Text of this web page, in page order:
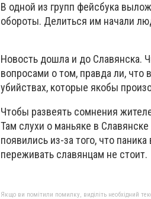
В одной из групп фейсбука
обороты. Делиться им начали
Новость дошла и до Славянска.
вопросами о том, правда ли, что
убийствах, которые якобы
Чтобы развеять сомнения
Там слухи о маньяке в
появились из-за того, что
переживать славянцам не стоит.
Якщо ви помітили помилку, виділіть необхідний